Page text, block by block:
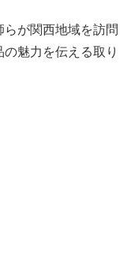
が関西地域を訪問
魅力を伝える取り